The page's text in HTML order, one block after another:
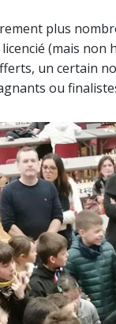
plus
(mais
un certain
ou